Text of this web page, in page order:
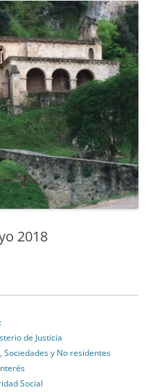
2018
de Justicia
Sociedades y No residentes
Social